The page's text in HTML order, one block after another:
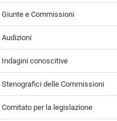
Giunte e Commissioni
Audizioni
Indagini conoscitive
Stenografici delle Commissioni
Comitato per la legislazione